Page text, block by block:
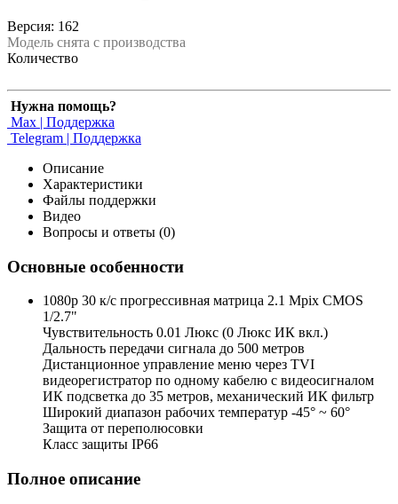
Версия: 162
Модель снята с производства
Количество
Нужна помощь?
Max | Поддержка
Telegram | Поддержка
Описание
Характеристики
Файлы поддержки
Видео
Вопросы и ответы (0)
Основные особенности
1080p 30 к/с прогрессивная матрица 2.1 Mpix CMOS
1/2.7"
Чувствительность 0.01 Люкс (0 Люкс ИК вкл.)
Дальность передачи сигнала до 500 метров
Дистанционное управление меню через TVI
видеорегистратор по одному кабелю с видеосигналом
ИК подсветка до 35 метров, механический ИК фильтр
Широкий диапазон рабочих температур -45° ~ 60°
Защита от переполюсовки
Класс защиты IP66
Полное описание